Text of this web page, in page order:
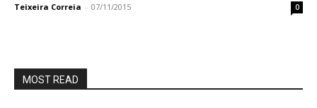
Teixeira Correia - 07/11/2015 0
MOST READ